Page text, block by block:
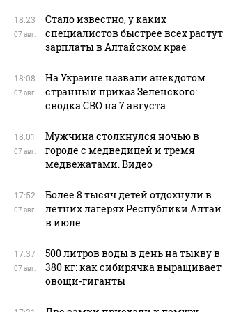
18:23
07 авг.
Стало известно, у каких
специалистов быстрее всех растут
зарплаты в Алтайском крае
18:08
07 авг.
На Украине назвали анекдотом
странный приказ Зеленского:
сводка СВО на 7 августа
18:01
07 авг.
Мужчина столкнулся ночью в
городе с медведицей и тремя
медвежатами. Видео
17:52
07 авг.
Более 8 тысяч детей отдохнули в
летних лагерях Республики Алтай
в июле
17:37
07 авг.
500 литров воды в день на тыкву в
380 кг: как сибирячка выращивает
овощи-гиганты